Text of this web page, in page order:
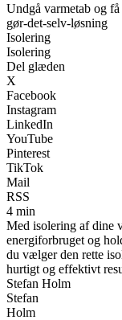
Undgå varmetab og
gør‑det‑selv‑løsning
Isolering
Isolering
Del glæden
X
Facebook
Instagram
LinkedIn
YouTube
Pinterest
TikTok
Mail
RSS
4 min
Med isolering af dine
energiforbruget og
du vælger den rette
hurtigt og effektivt
Stefan Holm
Stefan
Holm